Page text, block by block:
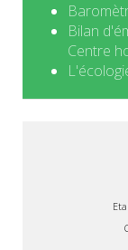
Bilan
Centre